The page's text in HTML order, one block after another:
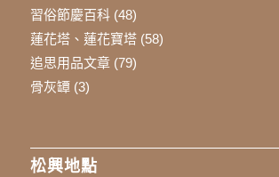
習俗節慶百科(48)
蓮花塔、蓮花寶塔(58)
追思用品文章(79)
骨灰罈(3)
松興地點